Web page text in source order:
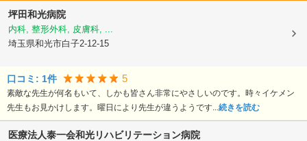
坪田和光病院
内科, 整形外科, 皮膚科, ...
埼玉県和光市白子2-12-15
口コミ: 1件 5
素敵な先生が何名もいて、しかも皆さん非常にやさしいのです。時々イケメン
先生もお見かけします。曜日により先生が違うようです... 続きを読む
医療法人泰一会和光リハビリテーション病院